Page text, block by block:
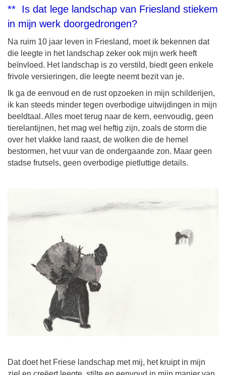
** Is dat lege landschap van Friesland stiekem
in mijn werk doorgedrongen?
Na ruim 10 jaar leven in Friesland, moet ik bekennen dat
die leegte in het landschap zeker ook mijn werk heeft
beïnvloed. Het landschap is zo verstild, biedt geen enkele
frivole versieringen, die leegte neemt bezit van je.
Ik ga de eenvoud en de rust opzoeken in mijn schilderijen,
ik kan steeds minder tegen overbodige uitwijdingen in mijn
beeldtaal. Alles moet terug naar de kern, eenvoudig, geen
tierelantijnen, het mag wel heftig zijn, zoals de storm die
over het vlakke land raast, de wolken die de hemel
bestormen, het vuur van de ondergaande zon. Maar geen
stadse frutsels, geen overbodige pietluttige details.
Dat doet het Friese landschap met mij, het kruipt in mijn